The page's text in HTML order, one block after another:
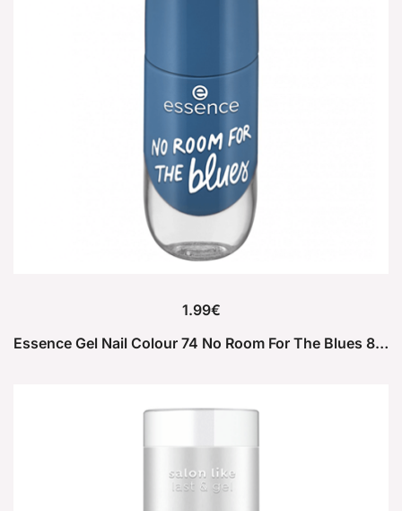
1.99€
Essence Gel Nail Colour 74 No Room For The Blues 8ml